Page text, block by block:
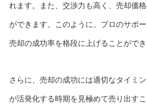
れます。また、交渉力も高く、売却価
ができます。このように、プロのサポー
売却の成功率を格段に上げることができ
さらに、売却の成功には適切なタイミ
が活発化する時期を見極めて売り出す